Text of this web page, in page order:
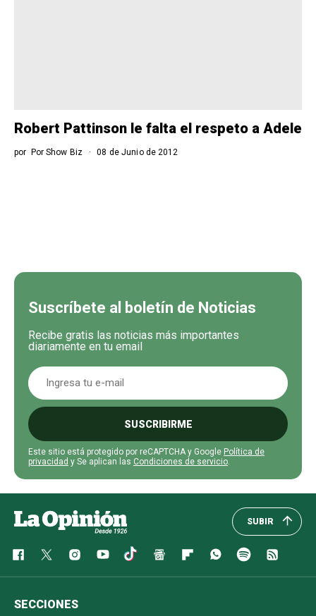
Robert Pattinson le falta el respeto a Adele
por Por Show Biz 08 de Junio de 2012
Suscríbete al boletín de Noticias
Recibe gratis las noticias más importantes
diariamente en tu email
SUSCRIBIRME
Este sitio está protegido por reCAPTCHA y Google Política de
privacidad y Se aplican las Condiciones de servicio
SUBIR
SECCIONES